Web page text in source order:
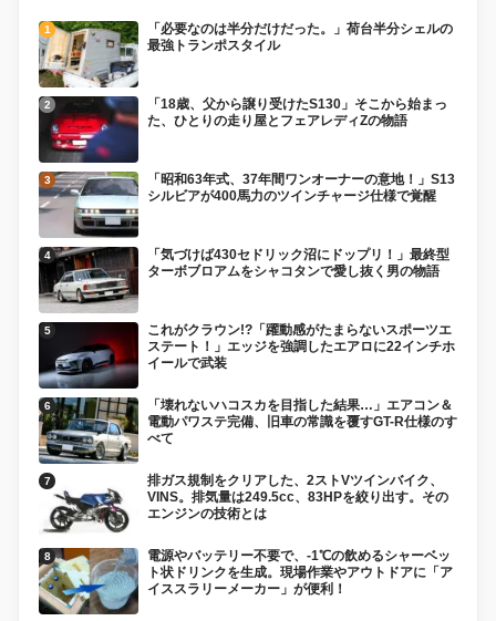
「必要なのは半分だけだった。」荷台半分シェルの
最強トランポスタイル
「18歳、父から譲り受けたS130」そこから始まっ
た、ひとりの走り屋とフェアレディZの物語
「昭和63年式、37年間ワンオーナーの意地！」S13
シルビアが400馬力のツインチャージ仕様で覚醒
「気づけば430セドリック沼にドップリ！」最終型
ターボブロアムをシャコタンで愛し抜く男の物語
これがクラウン!?「躍動感がたまらないスポーツエ
ステート！」エッジを強調したエアロに22インチホ
イールで武装
「壊れないハコスカを目指した結果…」エアコン＆
電動パワステ完備、旧車の常識を覆すGT-R仕様のす
べて
排ガス規制をクリアした、2ストVツインバイク、
VINS。排気量は249.5cc、83HPを絞り出す。その
エンジンの技術とは
電源やバッテリー不要で、-1℃の飲めるシャーベッ
ト状ドリンクを生成。現場作業やアウトドアに「ア
イススラリーメーカー」が便利！